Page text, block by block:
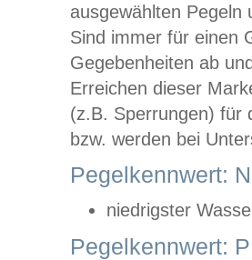
ausgewählten
Sind immer für einen
Gegebenheiten ab
Erreichen dieser
(z.B. Sperrungen) für
bzw. werden bei
Pegelkennwert:
niedrigster
Pegelkennwert: